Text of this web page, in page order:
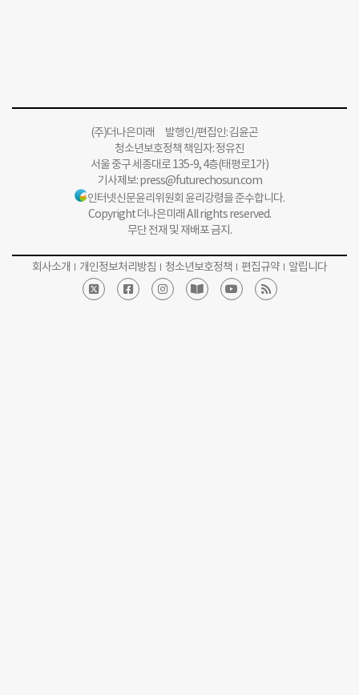
(주)더나은미래 발행인/편집인: 김윤곤
청소년보호정책 책임자: 정유진
서울 중구 세종대로 135-9, 4층(태평로1가)
기사제보:press@futurechosun.com
인터넷신문윤리위원회 윤리강령을 준수합니다.
Copyright 더나은미래 All rights reserved.
무단 전재 및 재배포 금지.
회사소개 개인정보처리방침 청소년보호정책 편집규약 알립니다